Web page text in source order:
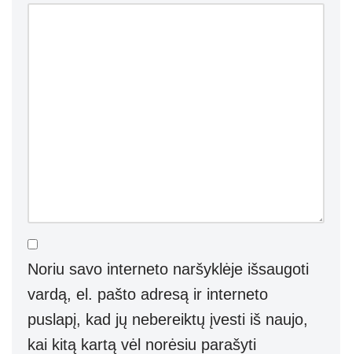
Noriu savo interneto naršyklėje išsaugoti
vardą, el. pašto adresą ir interneto
puslapį, kad jų nebereiktų įvesti iš naujo,
kai kitą kartą vėl norėsiu parašyti